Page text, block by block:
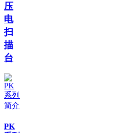
压
电
扫
描
台
PK